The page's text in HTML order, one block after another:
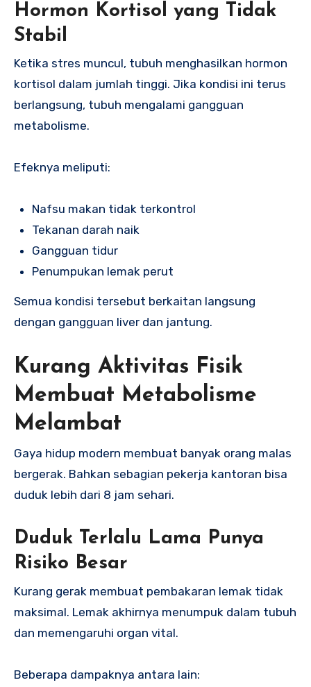
Hormon Kortisol yang Tidak
Stabil
Ketika stres muncul, tubuh menghasilkan hormon
kortisol dalam jumlah tinggi. Jika kondisi ini terus
berlangsung, tubuh mengalami gangguan
metabolisme.
Efeknya meliputi:
Nafsu makan tidak terkontrol
Tekanan darah naik
Gangguan tidur
Penumpukan lemak perut
Semua kondisi tersebut berkaitan langsung
dengan gangguan liver dan jantung.
Kurang Aktivitas Fisik
Membuat Metabolisme
Melambat
Gaya hidup modern membuat banyak orang malas
bergerak. Bahkan sebagian pekerja kantoran bisa
duduk lebih dari 8 jam sehari.
Duduk Terlalu Lama Punya
Risiko Besar
Kurang gerak membuat pembakaran lemak tidak
maksimal. Lemak akhirnya menumpuk dalam tubuh
dan memengaruhi organ vital.
Beberapa dampaknya antara lain: